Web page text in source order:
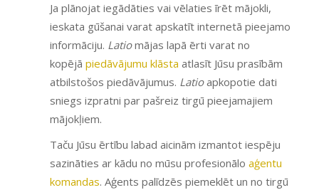
Ja plānojat iegādāties vai vēlaties īrēt mājokli,
ieskata gūšanai varat apskatīt internetā pieejamo
informāciju. Latiomājas lapā ērti varat no
kopējā piedāvājumu klāsta atlasīt Jūsu prasībām
atbilstošos piedāvājumus. Latioapkopotie dati
sniegs izpratni par pašreiz tirgū pieejamajiem
mājokļiem.
Taču Jūsu ērtību labad aicinām izmantot iespēju
sazināties ar kādu no mūsu profesionālo aģentu
komandas. Aģents palīdzēs piemeklēt un no tirgū